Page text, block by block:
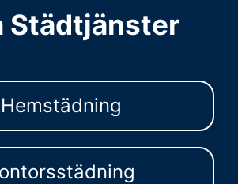
Städtjänster
Hemstädning